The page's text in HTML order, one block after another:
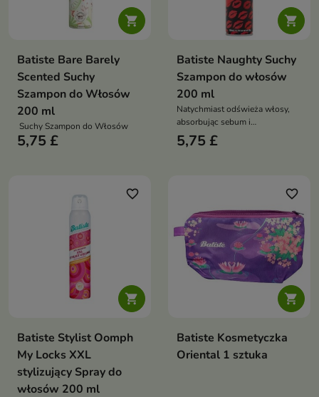

Batiste Bare Barely
Scented Suchy
Szampon do Włosów
200 ml
Suchy Szampon do Włosów
5,75 £

Batiste Naughty Suchy
Szampon do włosów
200 ml
Natychmiast odświeża włosy,
absorbując sebum i
zanieczyszczenia bez użycia
wody
5,75 £

favorite_border
Batiste Stylist Oomph
My Locks XXL
stylizujący Spray do
włosów 200 ml

favorite_border
Batiste Kosmetyczka
Oriental 1 sztuka